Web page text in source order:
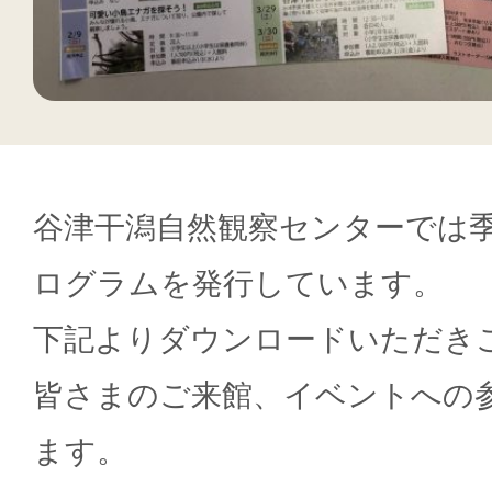
谷津干潟自然観察センターでは
ログラムを発行しています。
下記よりダウンロードいただき
皆さまのご来館、イベントへの
ます。